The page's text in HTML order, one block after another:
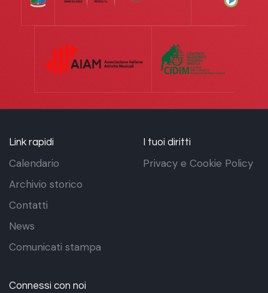
Link rapidi
Calendario
Archivio storico
Contatti
News
Comunicati stampa
I tuoi diritti
Privacy e Cookie Policy
Connessi con noi